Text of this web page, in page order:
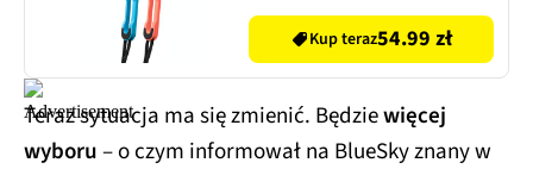
Kup teraz54.99 zł
Teraz sytuacja ma się zmienić. Będziewięcej
wyboru– o czym informował na BlueSky znany w